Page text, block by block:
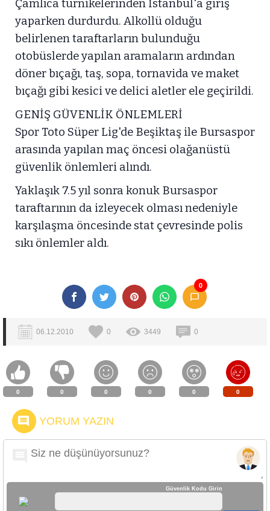
Çamlıca turnikelerinden İstanbul'a giriş
yaparken durdurdu. Alkollü olduğu
belirlenen taraftarların bulunduğu
otobüslerde yapılan aramaların ardından
döner bıçağı, taş, sopa, tornavida ve maket
bıçağı gibi kesici ve delici aletler ele geçirildi.
GENİŞ GÜVENLİK ÖNLEMLERİ
Spor Toto Süper Lig'de Beşiktaş ile Bursaspor
arasında yapılan maç öncesi olağanüstü
güvenlik önlemleri alındı.
Yaklaşık 7.5 yıl sonra konuk Bursaspor
taraftarının da izleyecek olması nedeniyle
karşılaşma öncesinde stat çevresinde polis
sıkı önlemler aldı.
0
06.12.2010 0 3449 0
0 0 0 0 0 0
YORUM YAZIN
Güvenlik Kodu Girin